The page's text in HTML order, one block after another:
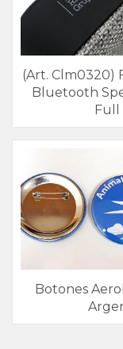
(Art. Clm0320)
Bluetooth
Full
Botones